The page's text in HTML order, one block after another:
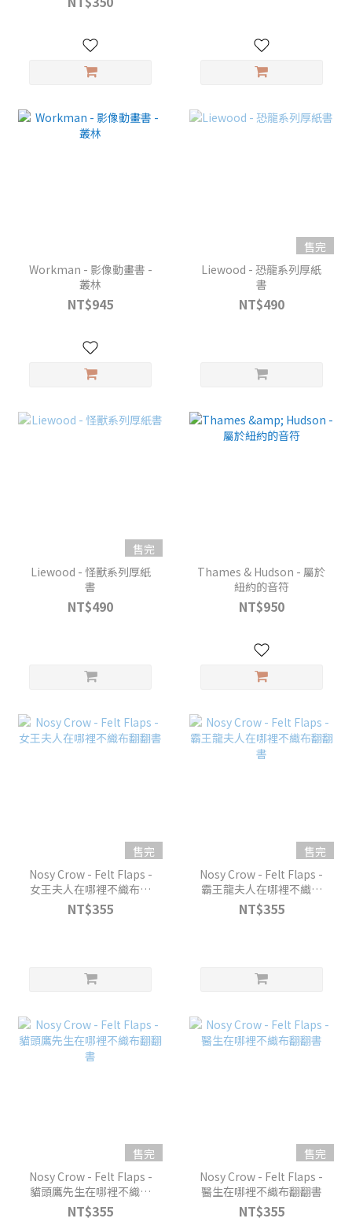
Workman - 影像動畫書 -
叢林
NT$945
售完
Liewood - 恐龍系列厚紙
書
NT$490
售完
Liewood - 怪獸系列厚紙
書
NT$490
Thames & Hudson - 屬於
紐約的音符
NT$950
售完
Nosy Crow - Felt Flaps -
女王夫人在哪裡不織布翻
翻書
NT$355
售完
Nosy Crow - Felt Flaps -
霸王龍夫人在哪裡不織布
翻翻書
NT$355
售完
Nosy Crow - Felt Flaps -
貓頭鷹先生在哪裡不織布
翻翻書
NT$355
售完
Nosy Crow - Felt Flaps -
醫生在哪裡不織布翻翻書
NT$355